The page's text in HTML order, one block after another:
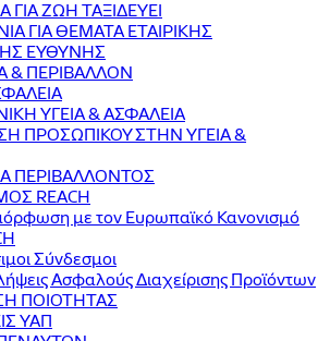
ΓΙΑ ΖΩΗ ΤΑΞΙΔΕΥΕΙ
ΓΙΑ ΘΕΜΑΤΑ ΕΤΑΙΡΙΚΗΣ
ΕΥΘΥΝΗΣ
& ΠΕΡΙΒΑΛΛΟΝ
ΥΓΕΙΑ & ΑΣΦΑΛΕΙΑ
ΠΡΟΣΩΠΙΚΟΥ ΣΤΗΝ ΥΓΕΙΑ &
ΠΕΡΙΒΑΛΛΟΝΤΟΣ
REACH
με τον Ευρωπαϊκό Κανονισμό
Σύνδεσμοι
Ασφαλούς Διαχείρισης Προϊόντων
ΠΟΙΟΤΗΤΑΣ
ΥΑΠ